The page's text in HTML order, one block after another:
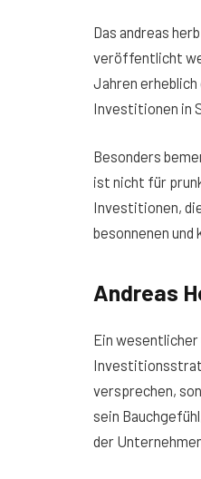
Das andreas
veröffentlicht
Jahren
Investitionen in
Besonders
ist nicht für
Investitionen,
besonnenen
Andreas
Ein wesentlicher
versprechen,
sein
der